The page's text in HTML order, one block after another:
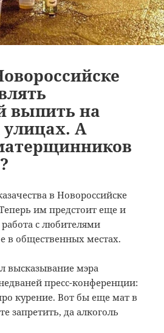
выпить на
улицах. А
в Новороссийске
им предстоит еще и
с любителями
в общественных местах.
высказывание мэра
пресс-конференции:
курение. Вот бы еще мат в
запретить, да алкоголь